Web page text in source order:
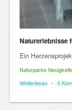
Naturerlebnisse
Ein
Naturparke
Weiterlesen • 0